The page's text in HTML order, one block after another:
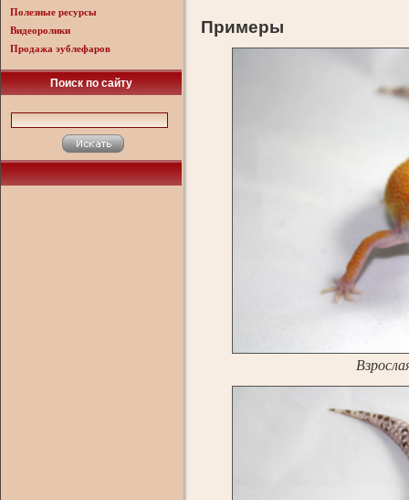
Полезные ресурсы
Видеоролики
Продажа эублефаров
Поиск по сайту
Примеры